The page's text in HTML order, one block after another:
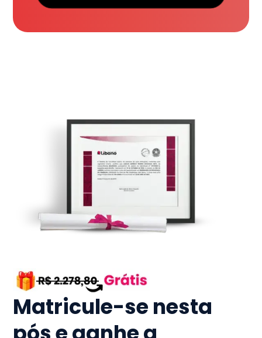
Matricule-se nesta